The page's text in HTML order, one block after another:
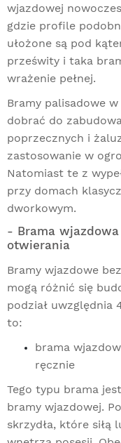
wjazdowej
gdzie profile
ułożone są pod
prześwity i taka
wrażenie pełnej.
Bramy palisadowe w
dobrać do
poprzecznych i
zastosowanie w
Natomiast te z
przy domach
dworkowym.
- Brama
otwierania
Bramy wjazdowe
mogą różnić się
podział uwzględnia
to:
brama
ręcznie
Tego typu brama
bramy wjazdowej.
skrzydła, które siłą